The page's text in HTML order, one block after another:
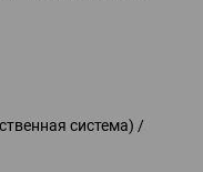
система) /